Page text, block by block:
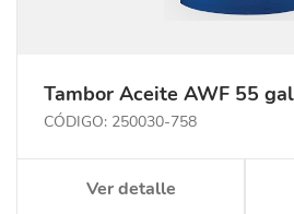
Tambor Aceite AWF 55
CÓDIGO: 250030-758
Ver detalle